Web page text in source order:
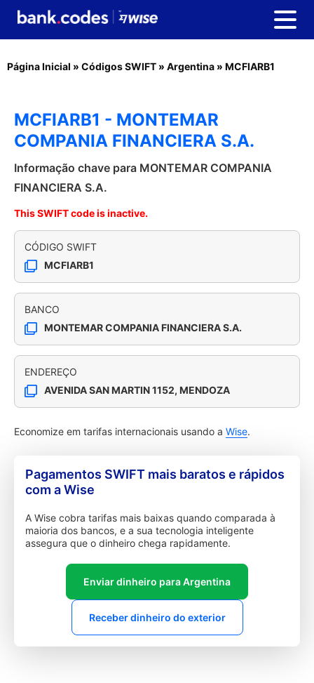
Página Inicial » Códigos SWIFT » Argentina » MCFIARB1
MCFIARB1 - MONTEMAR
COMPANIA FINANCIERA S.A.
Informação chave para MONTEMAR COMPANIA
FINANCIERA S.A.
This SWIFT code is inactive.
CÓDIGO SWIFT
MCFIARB1
BANCO
MONTEMAR COMPANIA FINANCIERA S.A.
ENDEREÇO
AVENIDA SAN MARTIN 1152, MENDOZA
Economize em tarifas internacionais usando a Wise.
Pagamentos SWIFT mais baratos e rápidos
com a Wise
A Wise cobra tarifas mais baixas quando comparada à
maioria dos bancos, e a sua tecnologia inteligente
assegura que o dinheiro chega rapidamente.
Enviar dinheiro para Argentina
Receber dinheiro do exterior